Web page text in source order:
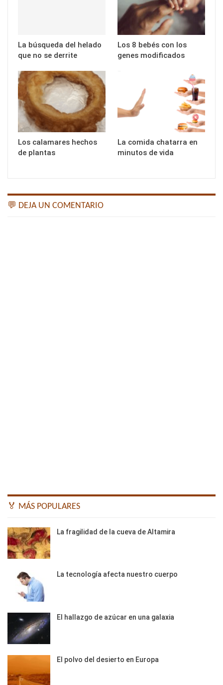
La búsqueda del helado
que no se derrite
Los 8 bebés con los
genes modificados
Los calamares hechos
de plantas
La comida chatarra en
minutos de vida
💬 DEJA UN COMENTARIO
🏅 MÁS POPULARES
La fragilidad de la cueva de Altamira
La tecnología afecta nuestro cuerpo
El hallazgo de azúcar en una galaxia
El polvo del desierto en Europa